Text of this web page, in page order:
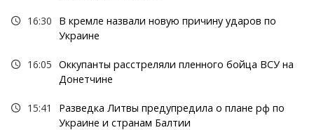
16:30
В кремле назвали новую причину ударов по
Украине
16:05 Оккупанты расстреляли пленного бойца ВСУ на
Донетчине
15:41
Разведка Литвы предупредила о плане рф по
Украине и странам Балтии